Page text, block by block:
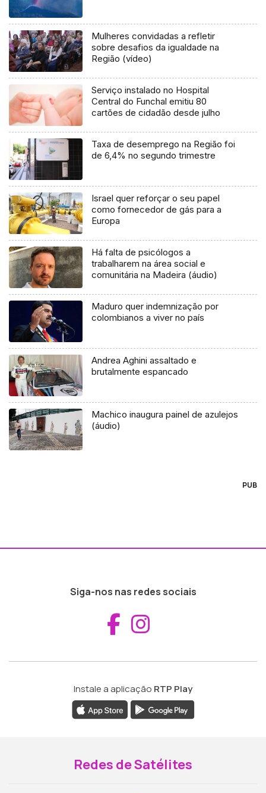
Mulheres convidadas a refletir
sobre desafios da igualdade na
Região (vídeo)
Serviço instalado no Hospital
Central do Funchal emitiu 80
cartões de cidadão desde julho
Taxa de desemprego na Região foi
de 6,4% no segundo trimestre
Israel quer reforçar o seu papel
como fornecedor de gás para a
Europa
Há falta de psicólogos a
trabalharem na área social e
comunitária na Madeira (áudio)
Maduro quer indemnização por
colombianos a viver no país
Andrea Aghini assaltado e
brutalmente espancado
Machico inaugura painel de azulejos
(áudio)
PUB
Siga-nos nas redes sociais
Aceder ao
Instale a aplicação RTP Play
Redes de Satélites